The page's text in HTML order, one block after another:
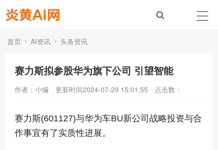
首页 AI资讯 头条资讯
赛力斯拟参股华为旗下公司 引望智能
作者：小编 更新时间2024-07-29 15:01:55 点击数：
赛力斯(601127)与华为车BU新公司战略投资与合
作事宜有了实质性进展。